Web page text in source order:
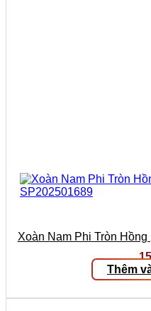
Xoàn Nam Phi Tròn
Thêm